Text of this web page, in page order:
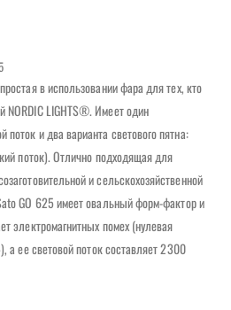
в использовании фара для тех, кто
NORDIC LIGHTS®. Имеет один
и два варианта светового пятна:
поток). Отлично подходящая для
и сельскохозяйственной
GO 625 имеет овальный форм-фактор и
электромагнитных помех (нулевая
ее световой поток составляет 2300